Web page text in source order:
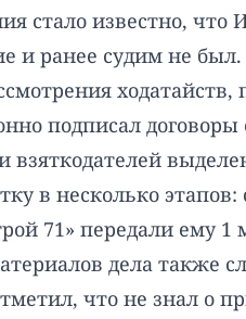
стало известно,
и ранее судим не
подписал
в несколько
71» передали ему
дела также
что не знал о